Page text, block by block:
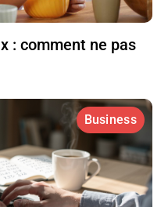
: comment ne pas
Business